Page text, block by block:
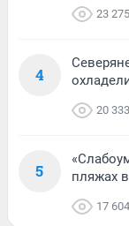
23 275
4
20 333
5
пляжах
17 604